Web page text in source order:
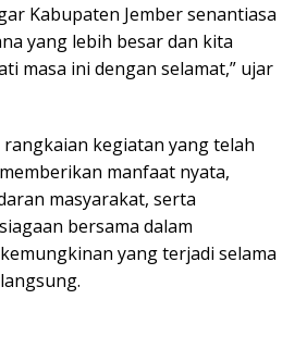
Kabupaten Jember senantiasa
yang lebih besar dan kita
masa ini dengan selamat,” ujar
kegiatan yang telah
manfaat nyata,
masyarakat, serta
bersama dalam
yang terjadi selama